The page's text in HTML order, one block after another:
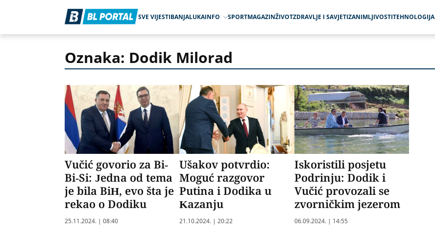
SVE VIJESTIBANJALUKAINFO SPORTMAGAZINŽIVOTZDRAVLJE I SAVJETIZANIMLJIVOSTITEHNOLOGIJA
Oznaka: Dodik Milorad
Vučić govorio za Bi-
Bi-Si: Jedna od tema
je bila BiH, evo šta je
rekao o Dodiku
25.11.2024. | 08:40
Ušakov potvrdio:
Moguć razgovor
Putina i Dodika u
Kazanju
21.10.2024. | 20:22
Iskoristili posjetu
Podrinju: Dodik i
Vučić provozali se
zvorničkim jezerom
06.09.2024. | 14:55